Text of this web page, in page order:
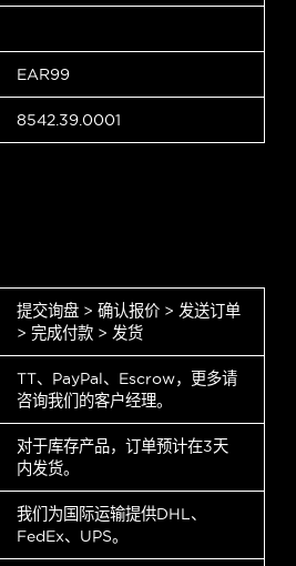
EAR99
8542.39.0001
提交询盘 > 确认报价 > 发送订单
> 完成付款 > 发货
TT、PayPal、Escrow，更多请
咨询我们的客户经理。
对于库存产品，订单预计在3天
内发货。
我们为国际运输提供DHL、
FedEx、UPS。